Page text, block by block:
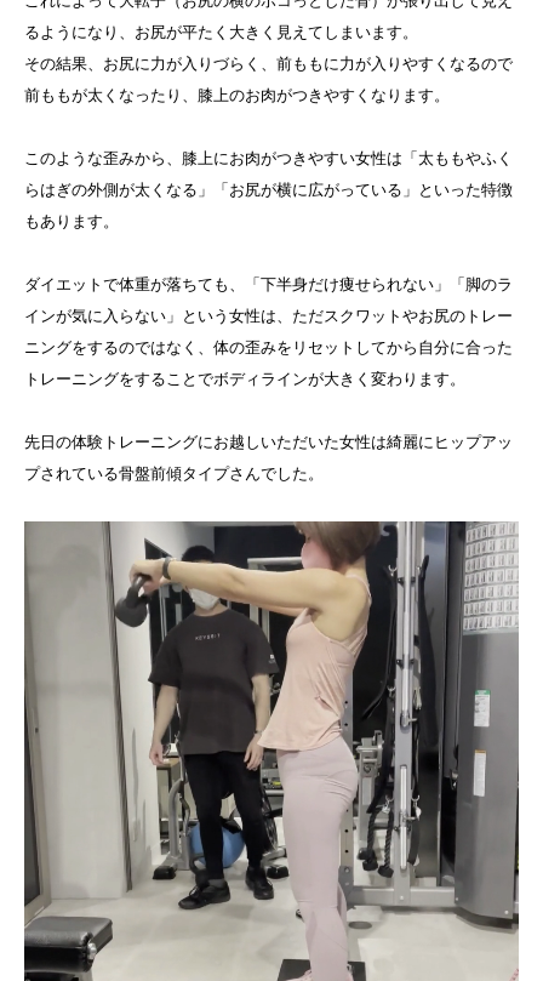
るようになり、お尻が平たく大きく見えてしまいます。
その結果、お尻に力が入りづらく、前ももに力が入りやすくなるので
前ももが太くなったり、膝上のお肉がつきやすくなります。
このような歪みから、膝上にお肉がつきやすい女性は「太ももやふく
らはぎの外側が太くなる」「お尻が横に広がっている」といった特徴
もあります。
ダイエットで体重が落ちても、「下半身だけ痩せられない」「脚のラ
インが気に入らない」という女性は、ただスクワットやお尻のトレー
ニングをするのではなく、体の歪みをリセットしてから自分に合った
トレーニングをすることでボディラインが大きく変わります。
先日の体験トレーニングにお越しいただいた女性は綺麗にヒップアッ
プされている骨盤前傾タイプさんでした。